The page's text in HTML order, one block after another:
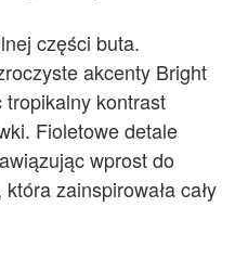
części buta.
akcenty Bright
kontrast
Fioletowe detale
wprost do
zainspirowała cały